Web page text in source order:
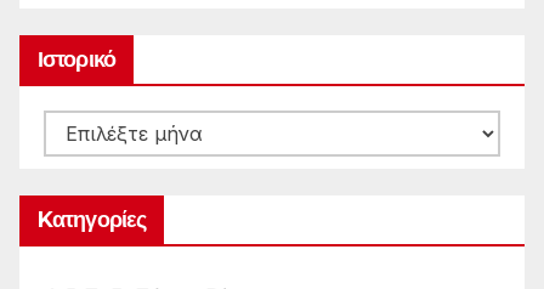
Ιστορικό
Ιστορικό
Kατηγορίες